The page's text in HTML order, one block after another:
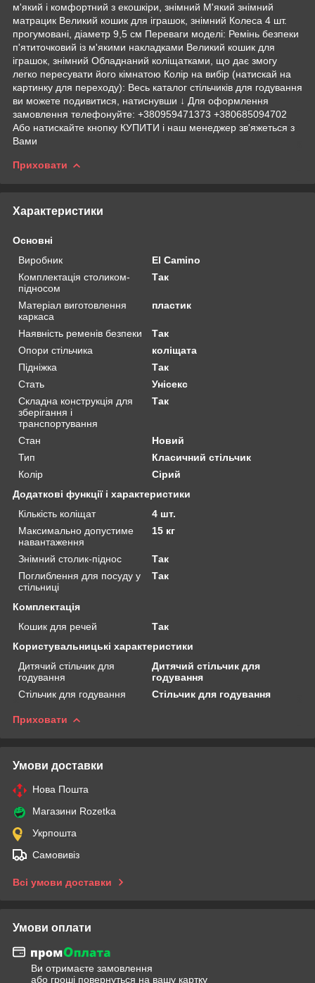
м'який і комфортний з екошкіри, знімний М'який знімний
матрацик Великий кошик для іграшок, знімний Колеса 4 шт.
прогумовані, діаметр 9,5 см Переваги моделі: Ремінь безпеки
п'ятиточковий із м'якими накладками Великий кошик для
іграшок, знімний Обладнаний коліщатками, що дає змогу
легко пересувати його кімнатою Колір на вибір (натискай на
картинку для переходу): Весь каталог стільчиків для годування
ви можете подивитися, натиснувши ↓ Для оформлення
замовлення телефонуйте: +380959471373 +380685094702
Або натискайте кнопку КУПИТИ і наш менеджер зв'яжеться з
Вами
Приховати
Характеристики
Основні
Виробник
El Camino
Комплектація столиком-
підносом
Так
Матеріал виготовлення
каркаса
пластик
Наявність ременів безпеки
Так
Опори стільчика
коліщата
Підніжка
Так
Стать
Унісекс
Складна конструкція для
зберігання і
транспортування
Так
Стан
Новий
Тип
Класичний стільчик
Колір
Сірий
Додаткові функції і характеристики
Кількість коліщат
4 шт.
Максимально допустиме
навантаження
15 кг
Знімний столик-піднос
Так
Поглиблення для посуду у
стільниці
Так
Комплектація
Кошик для речей
Так
Користувальницькі характеристики
Дитячий стільчик для
годування
Дитячий стільчик для
годування
Стільчик для годування
Стільчик для годування
Приховати
Умови доставки
Нова Пошта
Магазини Rozetka
Укрпошта
Самовивіз
Всі умови доставки
Умови оплати
Ви отримаєте замовлення
або гроші повернуться на вашу картку